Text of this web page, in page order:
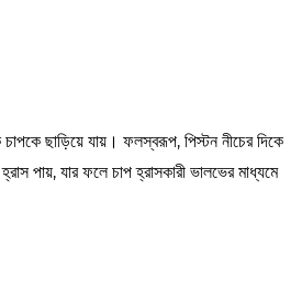
ছাড়িয়ে যায়। ফলস্বরূপ, পিস্টন নীচের দিকে
পায়, যার ফলে চাপ হ্রাসকারী ভালভের মাধ্যমে